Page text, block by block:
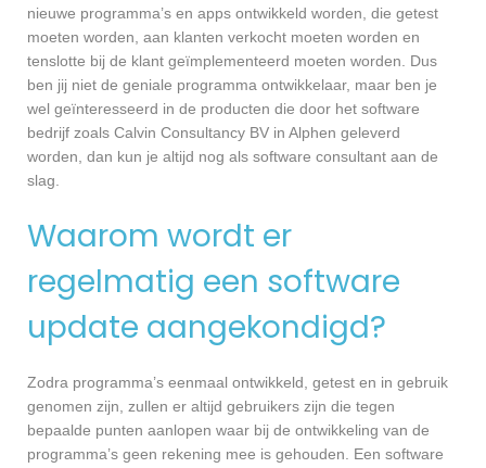
nieuwe programma’s en apps ontwikkeld worden, die getest
moeten worden, aan klanten verkocht moeten worden en
tenslotte bij de klant geïmplementeerd moeten worden. Dus
ben jij niet de geniale programma ontwikkelaar, maar ben je
wel geïnteresseerd in de producten die door het software
bedrijf zoals Calvin Consultancy BV in Alphen geleverd
worden, dan kun je altijd nog als software consultant aan de
slag.
Waarom wordt er
regelmatig een software
update aangekondigd?
Zodra programma’s eenmaal ontwikkeld, getest en in gebruik
genomen zijn, zullen er altijd gebruikers zijn die tegen
bepaalde punten aanlopen waar bij de ontwikkeling van de
programma’s geen rekening mee is gehouden. Een software